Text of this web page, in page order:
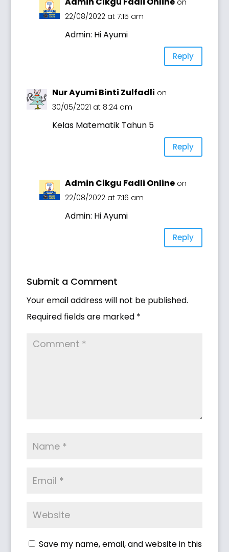
22/08/2022 at 7:15 am
Admin: Hi Ayumi
Reply
Nur Ayumi Binti Zulfadli on
30/05/2021 at 8:24 am
Kelas Matematik Tahun 5
Reply
Admin Cikgu Fadli Online on
22/08/2022 at 7:16 am
Admin: Hi Ayumi
Reply
Submit a Comment
Your email address will not be published.
Required fields are marked *
Save my name, email, and website in this